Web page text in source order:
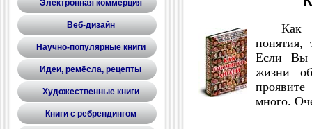
Электронная коммерция
Веб-дизайн
Научно-популярные книги
Идеи, ремёсла, рецепты
Художественные книги
Книги с ребрендингом
Как
понятия,
Если Вы
жизни
много.